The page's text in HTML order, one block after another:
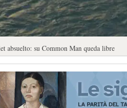
absuelto: su Common Man queda libre